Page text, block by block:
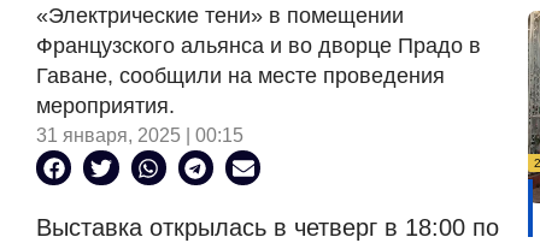
«Электрические тени» в помещении
Французского альянса и во дворце Прадо в
Гаване, сообщили на месте проведения
мероприятия.
31 января, 2025 | 00:15
Выставка открылась в четверг в 18:00 по